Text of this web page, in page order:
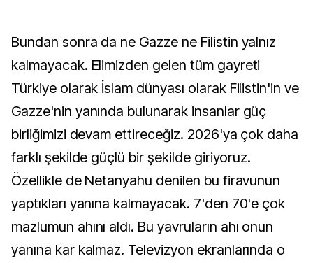
Bundan sonra da ne Gazze ne Filistin yalnız
kalmayacak. Elimizden gelen tüm gayreti
Türkiye olarak İslam dünyası olarak Filistin'in ve
Gazze'nin yanında bulunarak insanlar güç
birliğimizi devam ettireceğiz. 2026'ya çok daha
farklı şekilde güçlü bir şekilde giriyoruz.
Özellikle de Netanyahu denilen bu firavunun
yaptıkları yanına kalmayacak. 7'den 70'e çok
mazlumun ahını aldı. Bu yavruların ahı onun
yanına kar kalmaz. Televizyon ekranlarında o